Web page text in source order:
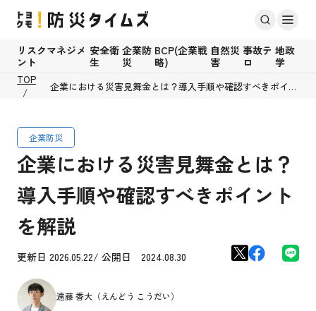
リスクマネジメ
ント
安全衛
生
企業防
災
BCP(企業戦
略)
自然災
害
事故テ
ロ
地政
学
TOP
企業における災害見舞金とは？導入手順や確認すべきポイン
企業防災
企業における災害見舞金とは？
導入手順や確認すべきポイント
を解説
更新日 2026.05.22/ 公開日 2024.08.30
遠藤 香大（えんどう こうだい）